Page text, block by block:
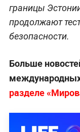
границы
продолжают
безопасности.
Больше
разделе